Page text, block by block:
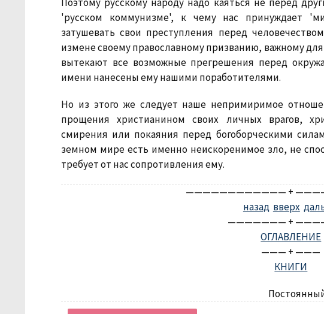
'русском коммунизме', к чему нас принуждает
затушевать свои преступления перед
измене своему православному призванию, важному
вытекают все возможные прегрешения перед
имени нанесены ему нашими поработителями.
Но из этого же следует наше непримиримое
прощения христианином своих личных врагов,
смирения или покаяния перед богоборческими
земном мире есть именно неискоренимое зло, не
требует от нас сопротивления ему.
———————————— +
назад вверх
——————— +
ОГЛАВЛЕНИЕ
——— + ———
КНИГИ